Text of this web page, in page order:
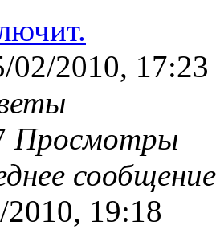
02/2010, 17:23
Просмотры
19:18